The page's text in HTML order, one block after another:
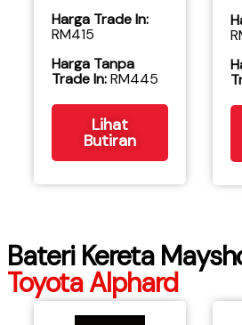
Harga Trade In:
RM415
​Harga Tanpa
Trade In:RM445
Lihat
Butiran
Bateri Kereta
Toyota Alphard